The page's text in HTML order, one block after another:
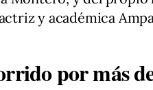
y académica
por más